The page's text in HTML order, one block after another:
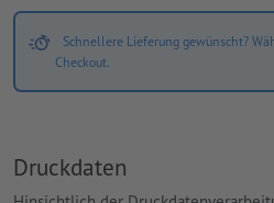
Schnellere Lieferung gewünscht?
Checkout.
Druckdaten